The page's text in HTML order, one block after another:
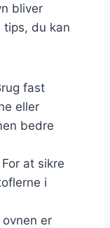
bliver
tips, du kan
fast
eller
bedre
For at sikre
i
er